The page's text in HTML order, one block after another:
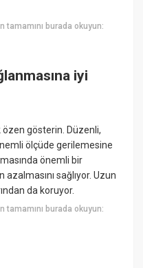
tamamını burada okuyun:
iyi
gösterin. Düzenli,
ölçüde gerilemesine
önemli bir
sağlıyor. Uzun
da koruyor.
tamamını burada okuyun: